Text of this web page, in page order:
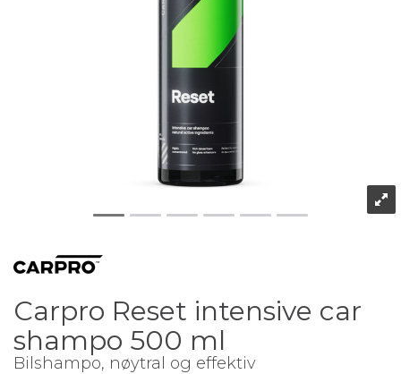
Carpro Reset intensive car
shampo 500 ml
Bilshampo, nøytral og effektiv